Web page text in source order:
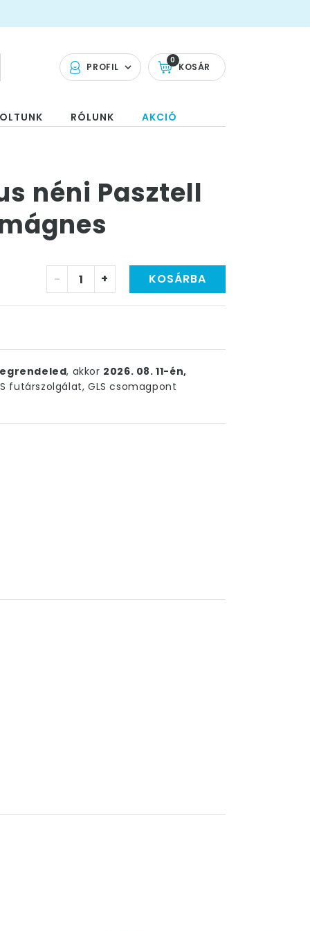
PROFIL KOSÁR
0
RÓLUNK AKCIÓ
néni Pasztell
- + KOSÁRBA
, akkor 2026. 08. 11-én,
futárszolgálat, GLS csomagpont